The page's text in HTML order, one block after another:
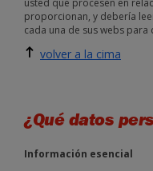
usted que procesen en
proporcionan, y debería
cada una de sus webs
volver a la cima
¿Qué datos
Información esencial